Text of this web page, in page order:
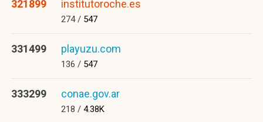
321899 institutoroche.es
274 / 547
331499 playuzu.com
136 / 547
333299 conae.gov.ar
218 / 4.38K